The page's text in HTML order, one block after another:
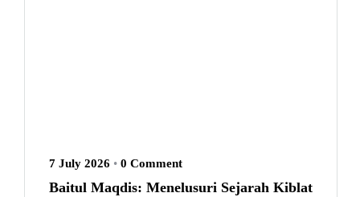
7 July 2026 • 0 Comment
Baitul Maqdis: Menelusuri Sejarah Kiblat